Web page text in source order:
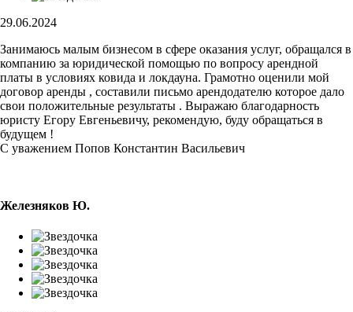
29.06.2024
Занимаюсь малым бизнесом в сфере оказания услуг, обращался в
компанию за юридической помощью по вопросу арендной
платы в условиях ковида и локдауна. Грамотно оценили мой
договор аренды , составили письмо арендодателю которое дало
свои положительные результаты . Выражаю благодарность
юристу Егору Евгеньевичу, рекомендую, буду обращаться в
будущем !
С уважением Попов Константин Васильевич
Железняков Ю.